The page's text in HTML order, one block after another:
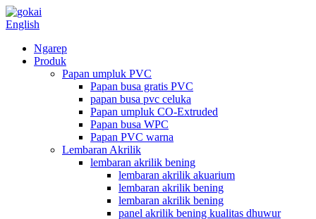
English
Ngarep
Produk
Papan umpluk PVC
Papan busa gratis PVC
papan busa pvc celuka
Papan umpluk CO-Extruded
Papan busa WPC
Papan PVC warna
Lembaran Akrilik
lembaran akrilik bening
lembaran akrilik akuarium
lembaran akrilik bening
lembaran akrilik bening
panel akrilik bening kualitas dhuwur